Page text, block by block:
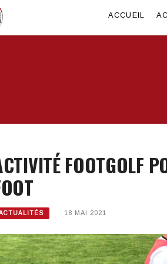
ACCUEIL
FOOTGOLF
18 MAI 2021